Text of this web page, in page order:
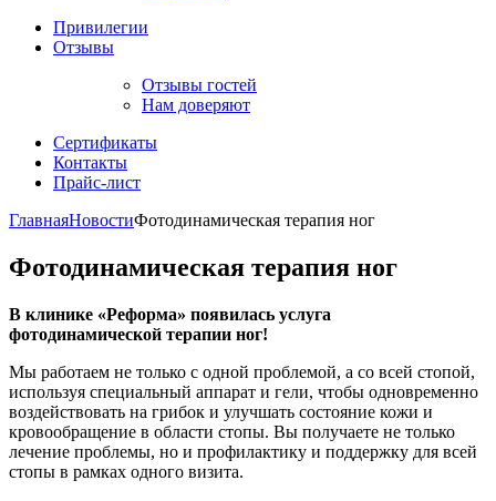
Привилегии
Отзывы
Отзывы гостей
Нам доверяют
Сертификаты
Контакты
Прайс-лист
ГлавнаяНовостиФотодинамическая терапия ног
Фотодинамическая терапия ног
В клинике «Реформа» появилась услуга
фотодинамической терапии ног!
Мы работаем не только с одной проблемой, а со всей стопой,
используя специальный аппарат и гели, чтобы одновременно
воздействовать на грибок и улучшать состояние кожи и
кровообращение в области стопы. Вы получаете не только
лечение проблемы, но и профилактику и поддержку для всей
стопы в рамках одного визита.